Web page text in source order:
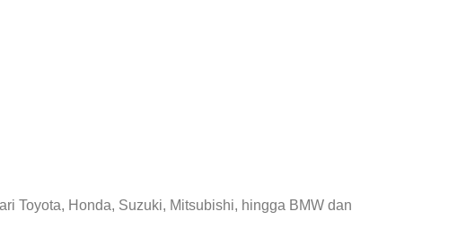
Toyota, Honda, Suzuki, Mitsubishi, hingga BMW dan